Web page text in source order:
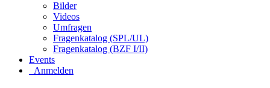
Bilder
Videos
Umfragen
Fragenkatalog (SPL/UL)
Fragenkatalog (BZF I/II)
Events
Anmelden